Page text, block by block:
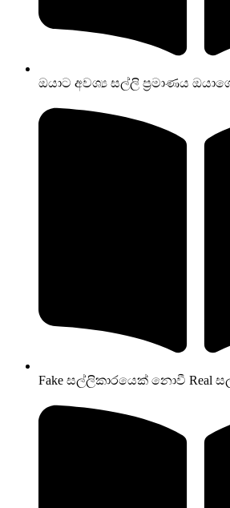
ඔයාට අවශ්‍ය සල්ලි ප්‍රමාණය
Fake සල්ලිකාරයෙක් නොවී Real